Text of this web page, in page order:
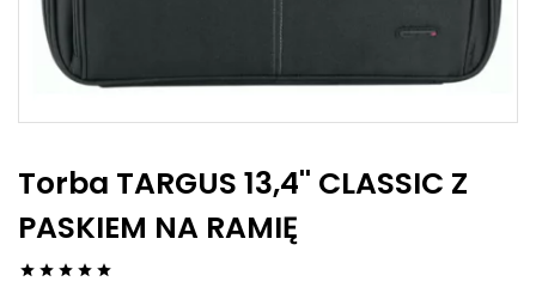
Torba TARGUS 13,4'' CLASSIC Z
PASKIEM NA RAMIĘ
    